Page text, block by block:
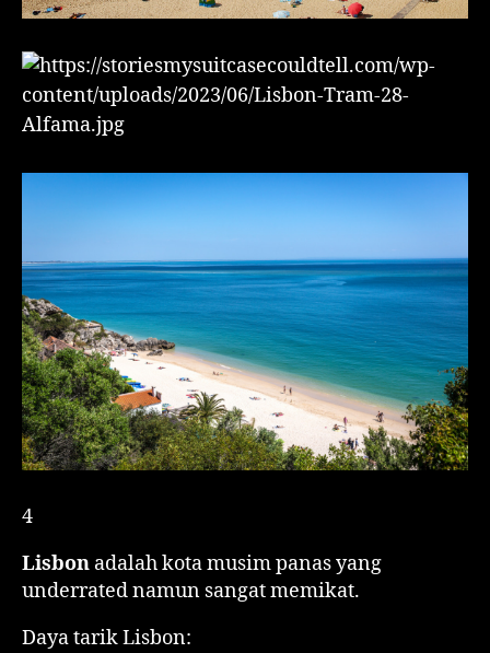
4
Lisbon adalah kota musim panas yang
underrated namun sangat memikat.
Daya tarik Lisbon: